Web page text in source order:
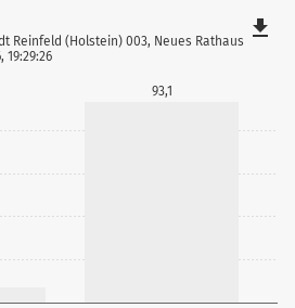
93,1
Reinfeld (Holstein) 003, Neues Rathaus
19:29:26
file_download